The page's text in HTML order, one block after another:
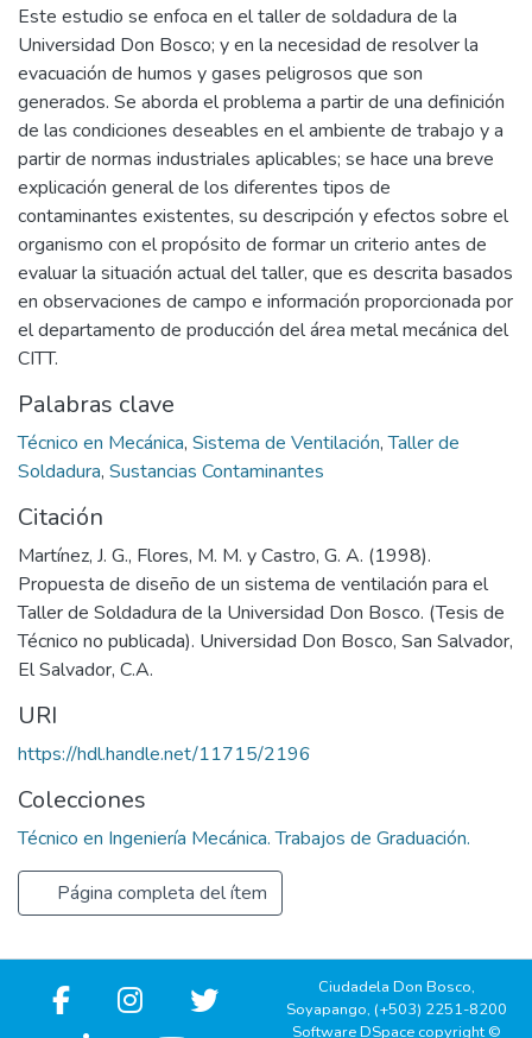
Este estudio se enfoca en el taller de soldadura de la
Universidad Don Bosco; y en la necesidad de resolver la
evacuación de humos y gases peligrosos que son
generados. Se aborda el problema a partir de una definición
de las condiciones deseables en el ambiente de trabajo y a
partir de normas industriales aplicables; se hace una breve
explicación general de los diferentes tipos de
contaminantes existentes, su descripción y efectos sobre el
organismo con el propósito de formar un criterio antes de
evaluar la situación actual del taller, que es descrita basados
en observaciones de campo e información proporcionada por
el departamento de producción del área metal mecánica del
CITT.
Palabras clave
Técnico en Mecánica, Sistema de Ventilación,Taller de
Soldadura, Sustancias Contaminantes
Citación
Martínez, J. G., Flores, M. M. y Castro, G. A. (1998).
Propuesta de diseño de un sistema de ventilación para el
Taller de Soldadura de la Universidad Don Bosco. (Tesis de
Técnico no publicada). Universidad Don Bosco, San Salvador,
El Salvador, C.A.
URI
https://hdl.handle.net/11715/2196
Colecciones
Técnico en Ingeniería Mecánica. Trabajos de Graduación.
Página completa del ítem
Ciudadela Don Bosco,
Soyapango, (+503) 2251-8200
Software DSpace copyright ©